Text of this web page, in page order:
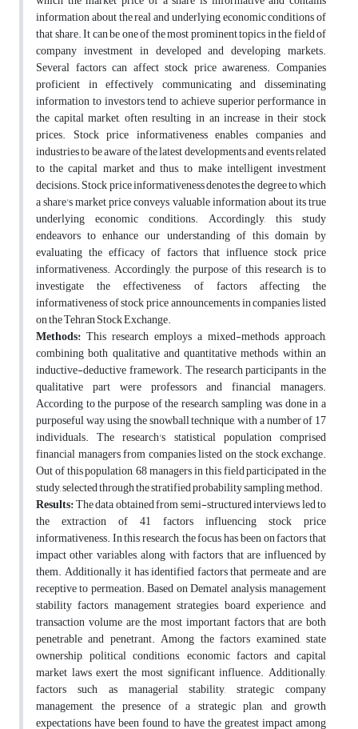
information about the real and underlying economic conditions of
that share. It can be one of the most prominent topics in the field of
company investment in developed and developing markets.
Several factors can affect stock price awareness. Companies
proficient in effectively communicating and disseminating
information to investors tend to achieve superior performance in
the capital market, often resulting in an increase in their stock
prices. Stock price informativeness enables companies and
industries to be aware of the latest developments and events related
to the capital market and thus, to make intelligent investment
decisions. Stock price informativeness denotes the degree to which
a share's market price conveys valuable information about its true
underlying economic conditions. Accordingly, this study
endeavors to enhance our understanding of this domain by
evaluating the efficacy of factors that influence stock price
informativeness. Accordingly, the purpose of this research is to
investigate the effectiveness of factors affecting the
informativeness of stock price announcements in companies listed
on the Tehran Stock Exchange.
Methods: This research employs a mixed-methods approach,
combining both qualitative and quantitative methods within an
inductive-deductive framework. The research participants in the
qualitative part were professors and financial managers.
According to the purpose of the research, sampling was done in a
purposeful way, using the snowball technique, with a number of 17
individuals. The research's statistical population comprised
financial managers from companies listed on the stock exchange.
Out of this population, 68 managers in this field participated in the
study, selected through the stratified probability sampling method.
Results:The data obtained from semi-structured interviews led to
the extraction of 41 factors influencing stock price
informativeness. In this research, the focus has been on factors that
impact other variables, along with factors that are influenced by
them. Additionally, it has identified factors that permeate and are
receptive to permeation. Based on Dematel analysis, management
stability factors, management strategies, board experience, and
transaction volume are the most important factors that are both
penetrable and penetrant. Among the factors examined, state
ownership, political conditions, economic factors, and capital
market laws exert the most significant influence. Additionally,
factors such as managerial stability, strategic company
management, the presence of a strategic plan, and growth
expectations have been found to have the greatest impact among